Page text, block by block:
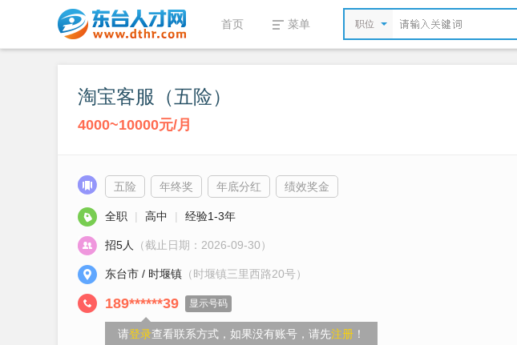
首页 菜单 职位
淘宝客服（五险）
4000~10000元/月
五险 年终奖 年底分红 绩效奖金
全职 | 高中 | 经验1-3年
招5人 （截止日期：2026-09-30）
东台市 / 时堰镇 （时堰镇三里西路20号）
189******39 显示号码
请登录查看联系方式，如果没有账号，请先注册 ！